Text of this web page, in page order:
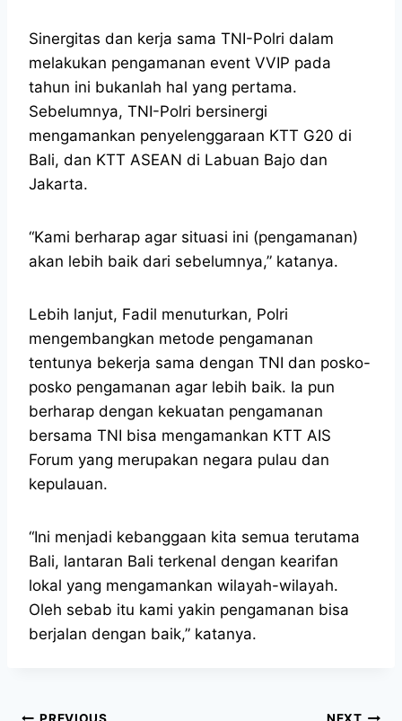
Sinergitas dan kerja sama TNI-Polri dalam
melakukan pengamanan event VVIP pada
tahun ini bukanlah hal yang pertama.
Sebelumnya, TNI-Polri bersinergi
mengamankan penyelenggaraan KTT G20 di
Bali, dan KTT ASEAN di Labuan Bajo dan
Jakarta.
“Kami berharap agar situasi ini (pengamanan)
akan lebih baik dari sebelumnya,” katanya.
Lebih lanjut, Fadil menuturkan, Polri
mengembangkan metode pengamanan
tentunya bekerja sama dengan TNI dan posko-
posko pengamanan agar lebih baik. Ia pun
berharap dengan kekuatan pengamanan
bersama TNI bisa mengamankan KTT AIS
Forum yang merupakan negara pulau dan
kepulauan.
“Ini menjadi kebanggaan kita semua terutama
Bali, lantaran Bali terkenal dengan kearifan
lokal yang mengamankan wilayah-wilayah.
Oleh sebab itu kami yakin pengamanan bisa
berjalan dengan baik,” katanya.